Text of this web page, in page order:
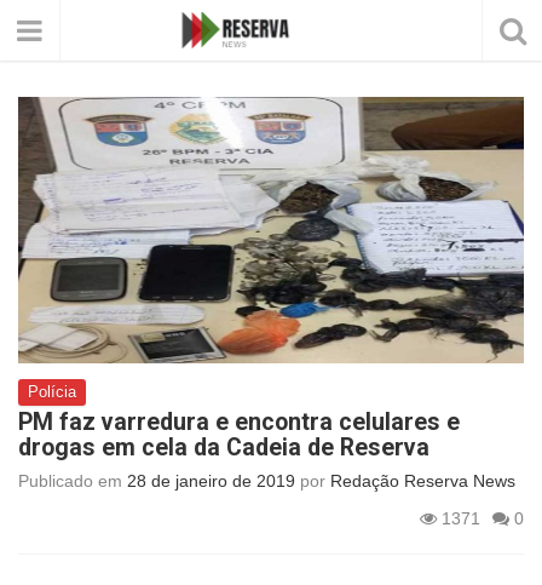
Polícia
PM faz varredura e encontra celulares e
drogas em cela da Cadeia de Reserva
Publicado em 28 de janeiro de 2019 por Redação Reserva News
1371
0